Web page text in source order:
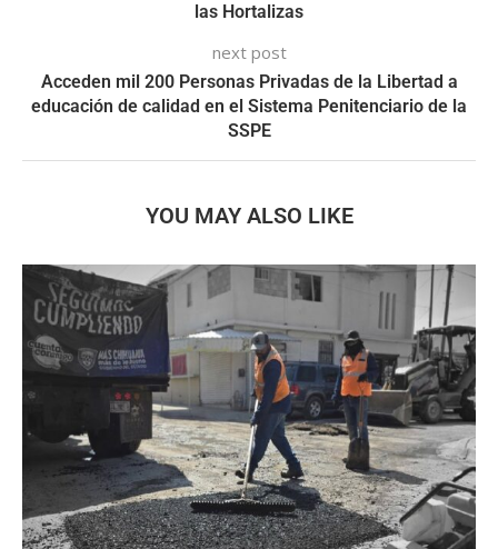
las Hortalizas
next post
Acceden mil 200 Personas Privadas de la Libertad a
educación de calidad en el Sistema Penitenciario de la
SSPE
YOU MAY ALSO LIKE